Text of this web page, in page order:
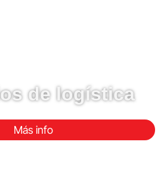
de logística
Más info